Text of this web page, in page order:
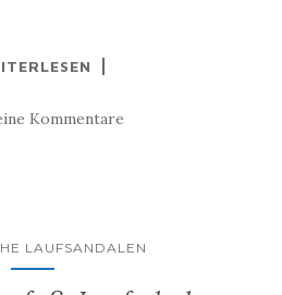
Kommentare
LAUFSANDALEN